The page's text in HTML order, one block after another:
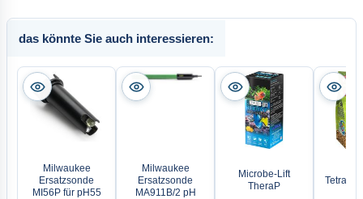
das könnte Sie auch interessieren:
Milwaukee
Ersatzsonde
MI56P für pH55
Milwaukee
Ersatzsonde
MA911B/2 pH
Microbe-Lift
TheraP
Tetra